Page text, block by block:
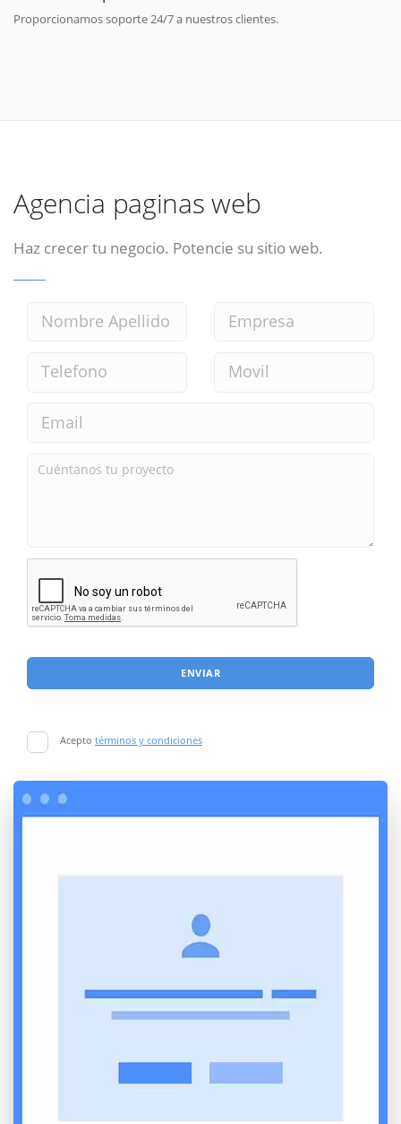
Proporcionamos soporte 24/7 a nuestros clientes.
Agencia paginas web
Haz crecer tu negocio. Potencie su sitio web.
ENVIAR
Acepto términos y condiciones